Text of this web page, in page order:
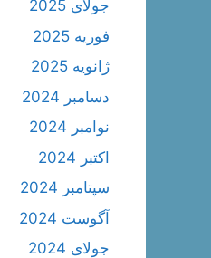
جولای 2025
فوریه 2025
ژانویه 2025
دسامبر 2024
نوامبر 2024
اکتبر 2024
سپتامبر 2024
آگوست 2024
جولای 2024